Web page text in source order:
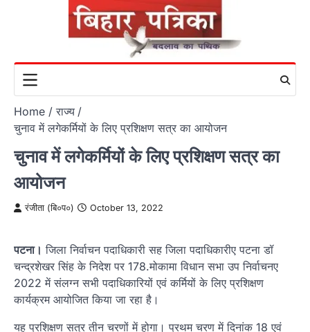
Home
राज्य
चुनाव में लगेकर्मियों के लिए प्रशिक्षण सत्र का आयोजन
चुनाव में लगेकर्मियों के लिए प्रशिक्षण सत्र का
आयोजन
रंजीता (बि०प०) October 13, 2022
पटना। जिला निर्वाचन पदाधिकारी सह जिला पदाधिकारीए पटना डॉ
चन्द्रशेखर सिंह के निदेश पर 178.मोकामा विधान सभा उप निर्वाचनए
2022 में संलग्न सभी पदाधिकारियों एवं कर्मियों के लिए प्रशिक्षण
कार्यक्रम आयोजित किया जा रहा है।
यह प्रशिक्षण सत्र तीन चरणों में होगा। प्रथम चरण में दिनांक 18 एवं